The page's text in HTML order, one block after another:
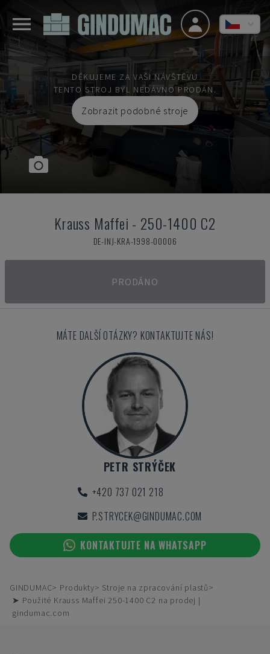
DĚKUJEME ZA VAŠI NÁVŠTĚVU
TENTO STROJ BYL NEDÁVNO PRODÁN.
Zobrazit podobné stroje
Krauss Maffei - 250-1400 C2
DE-INJ-KRA-1998-00006
PRODÁNO
MÁTE DALŠÍ OTÁZKY? KONTAKTUJTE NÁS!
PETR STRÝČEK
+420 737 021 218
P.STRYCEK@GINDUMAC.COM
KONTAKTUJTE NA WHATSAPP
GINDUMAC Produkty
Stroje na zpracování plastů
➤ Použité Krauss Maffei 250-1400 C2 na prodej |
gindumac.com